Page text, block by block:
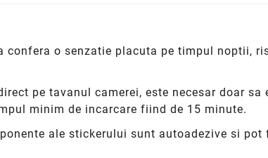
confera o senzatie placuta pe timpul noptii,
pe tavanul camerei, este necesar doar
minim de incarcare fiind de 15 minute.
ale stickerului sunt autoadezive si